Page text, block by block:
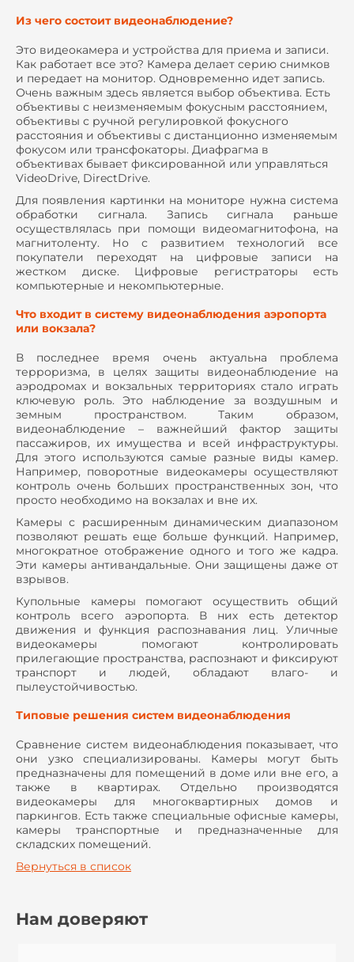
Из чего состоит видеонаблюдение?
Это видеокамера и устройства для приема и записи.
Как работает все это? Камера делает серию снимков
и передает на монитор. Одновременно идет запись.
Очень важным здесь является выбор объектива. Есть
объективы с неизменяемым фокусным расстоянием,
объективы с ручной регулировкой фокусного
расстояния и объективы с дистанционно изменяемым
фокусом или трансфокаторы. Диафрагма в
объективах бывает фиксированной или управляться
VideoDrive, DirectDrive.
Для появления картинки на мониторе нужна система
обработки сигнала. Запись сигнала раньше
осуществлялась при помощи видеомагнитофона, на
магнитоленту. Но с развитием технологий все
покупатели переходят на цифровые записи на
жестком диске. Цифровые регистраторы есть
компьютерные и некомпьютерные.
Что входит в систему видеонаблюдения аэропорта
или вокзала?
В последнее время очень актуальна проблема
терроризма, в целях защиты видеонаблюдение на
аэродромах и вокзальных территориях стало играть
ключевую роль. Это наблюдение за воздушным и
земным пространством. Таким образом,
видеонаблюдение – важнейший фактор защиты
пассажиров, их имущества и всей инфраструктуры.
Для этого используются самые разные виды камер.
Например, поворотные видеокамеры осуществляют
контроль очень больших пространственных зон, что
просто необходимо на вокзалах и вне их.
Камеры с расширенным динамическим диапазоном
позволяют решать еще больше функций. Например,
многократное отображение одного и того же кадра.
Эти камеры антивандальные. Они защищены даже от
взрывов.
Купольные камеры помогают осуществить общий
контроль всего аэропорта. В них есть детектор
движения и функция распознавания лиц. Уличные
видеокамеры помогают контролировать
прилегающие пространства, распознают и фиксируют
транспорт и людей, обладают влаго- и
пылеустойчивостью.
Типовые решения систем видеонаблюдения
Сравнение систем видеонаблюдения показывает, что
они узко специализированы. Камеры могут быть
предназначены для помещений в доме или вне его, а
также в квартирах. Отдельно производятся
видеокамеры для многоквартирных домов и
паркингов. Есть также специальные офисные камеры,
камеры транспортные и предназначенные для
складских помещений.
Вернуться в список
Нам доверяют